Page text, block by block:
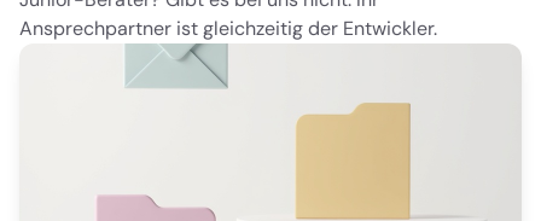
Ansprechpartner ist gleichzeitig der Entwickler.